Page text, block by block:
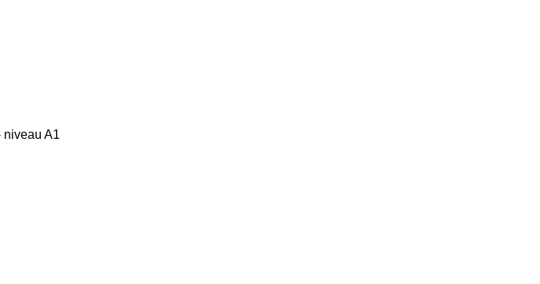
niveau A1